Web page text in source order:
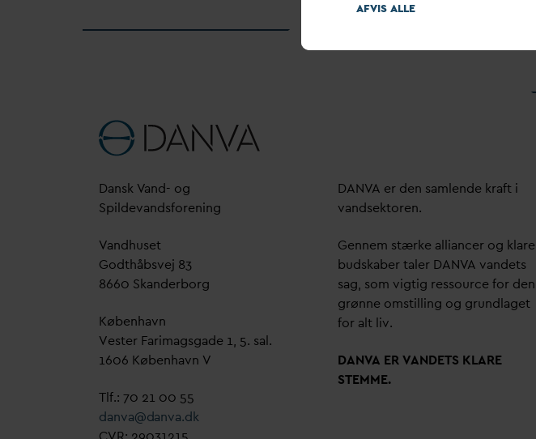
Dansk Vand- og
Spildevandsforening
Vandhuset
Godthåbsvej 83
8660 Skanderborg
København
Vester Farimagsgade 1, 5. sal.
1606 København V
Tlf.: 70 21 00 55
danva@danva.dk
DANVA er den samlende kraft i
vandsektoren.
Gennem stærke alliancer og klare
budskaber taler DANVA vandets
sag, som vigtig ressource for den
grønne omstilling og grundlaget
for alt liv.
DANVA ERVANDETS KLARE
STEMME.
AFVIS ALLE